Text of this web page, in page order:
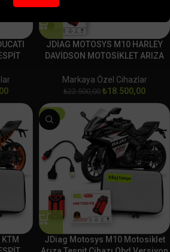
JDİAG MOTOSYS M10 HARLEY
DAVİDSON MOTOSİKLET ARIZA
Markaya Özel Cihazlar
₺22.500,00 ₺18.500,00
-18%
JDiag Motosys M10 Motosiklet